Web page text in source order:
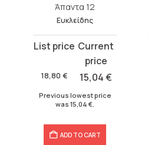
Άπαντα 12
Ευκλείδης
18,80 €
Original
was:
15,04€
Current
is:
Previous lowest price
was 15,04 €
ADD TO CART